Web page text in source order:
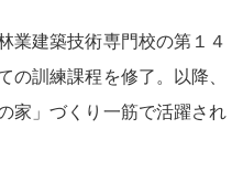
業建築技術専門校の第１４
の訓練課程を修了。以降、
家」づくり一筋で活躍され